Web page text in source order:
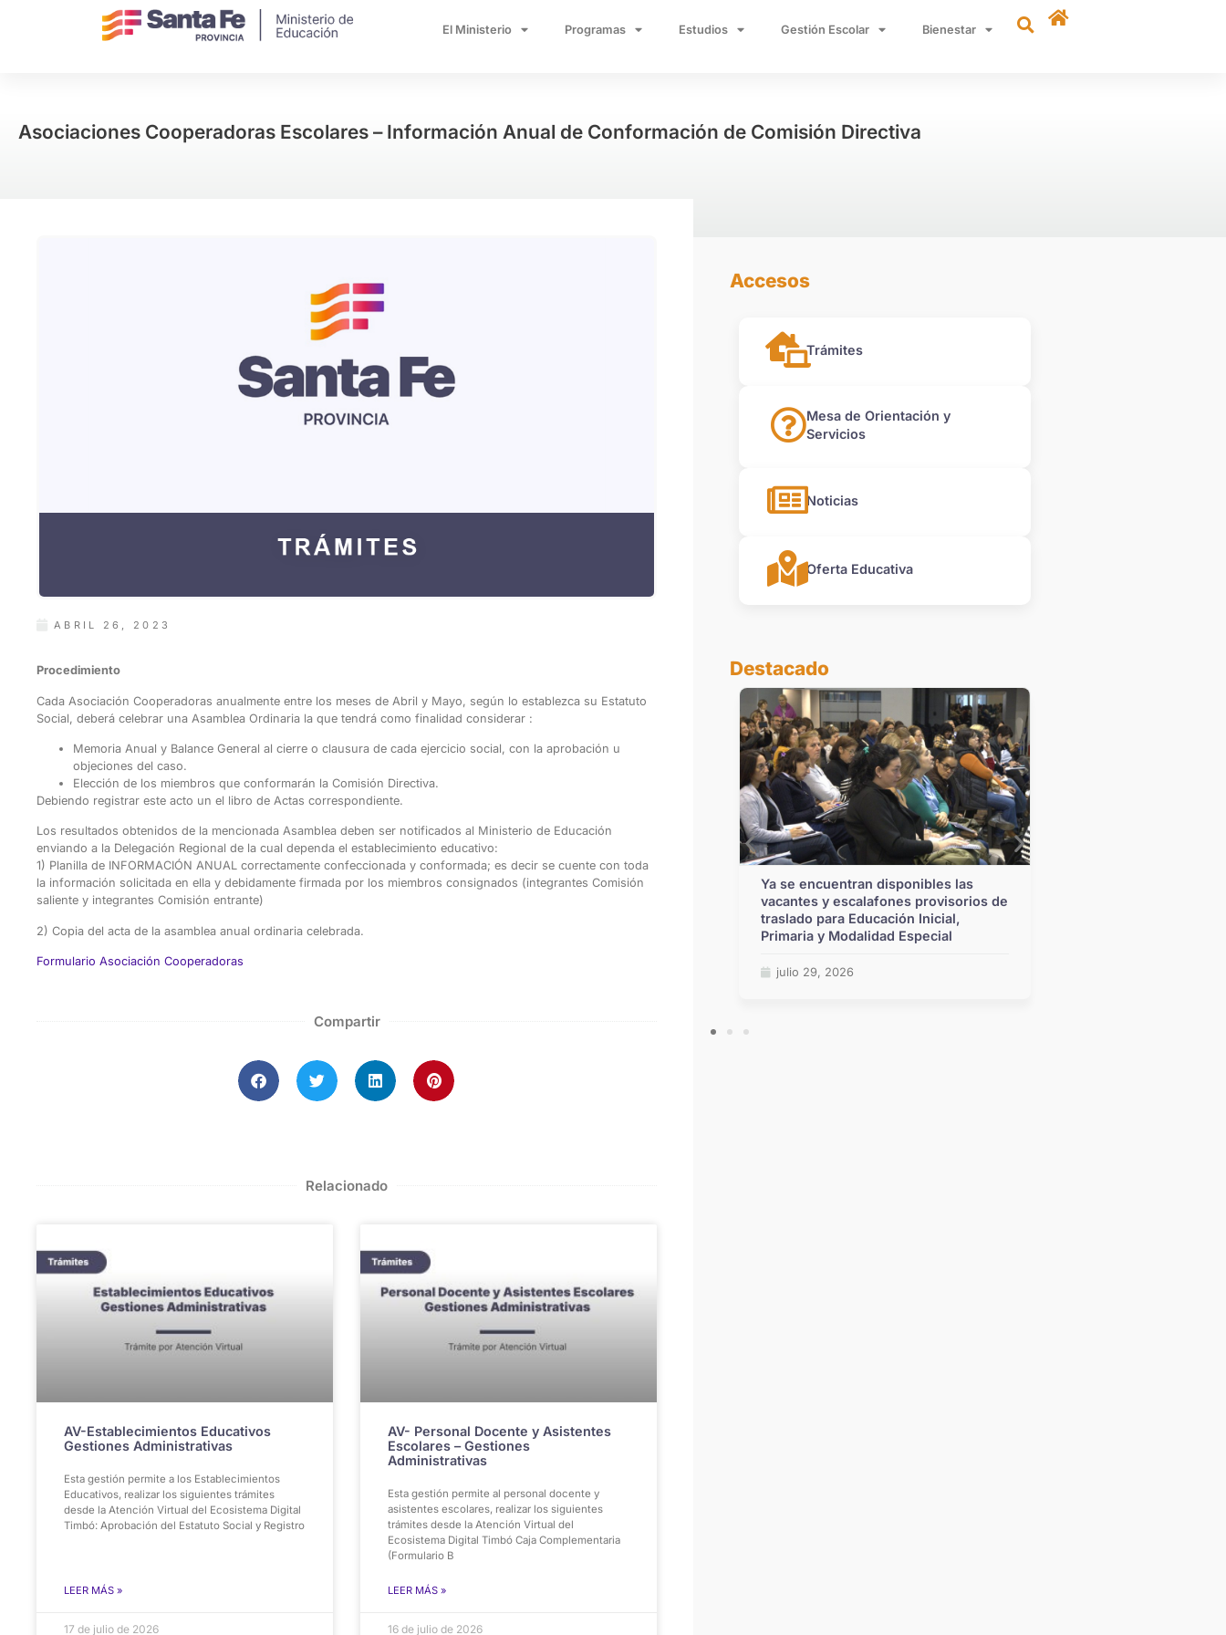
El Ministerio Programas Estudios Gestión Escolar Bienestar
Asociaciones Cooperadoras Escolares – Información Anual de Conformación de Comisión Directiva
ABRIL 26, 2023
Procedimiento
Cada Asociación Cooperadoras anualmente entre los meses de Abril y Mayo, según lo establezca su Estatuto
Social, deberá celebrar una Asamblea Ordinaria la que tendrá como finalidad considerar :
Memoria Anual y Balance General al cierre o clausura de cada ejercicio social, con la aprobación u
objeciones del caso.
Elección de los miembros que conformarán la Comisión Directiva.
Debiendo registrar este acto un el libro de Actas correspondiente.
Los resultados obtenidos de la mencionada Asamblea deben ser notificados al Ministerio de Educación
enviando a la Delegación Regional de la cual dependa el establecimiento educativo:
1) Planilla de INFORMACIÓN ANUAL correctamente confeccionada y conformada; es decir se cuente con toda
la información solicitada en ella y debidamente firmada por los miembros consignados (integrantes Comisión
saliente y integrantes Comisión entrante)
2) Copia del acta de la asamblea anual ordinaria celebrada.
Formulario Asociación Cooperadoras
Compartir
Relacionado
AV-Establecimientos Educativos
Gestiones Administrativas
Esta gestión permite a los Establecimientos
Educativos, realizar los siguientes trámites
desde la Atención Virtual del Ecosistema Digital
Timbó: Aprobación del Estatuto Social y Registro
LEER MÁS »
17 de julio de 2026
AV- Personal Docente y Asistentes
Escolares – Gestiones
Administrativas
Esta gestión permite al personal docente y
asistentes escolares, realizar los siguientes
trámites desde la Atención Virtual del
Ecosistema Digital Timbó Caja Complementaria
(Formulario B
LEER MÁS »
16 de julio de 2026
Accesos
Trámites
Mesa de Orientación y
Servicios
Noticias
Oferta Educativa
Destacado
Educación: la Provincia recibió 10
Ya se encuentran disponibles las
vacantes y escalafones provisorios de
traslado para Educación Inicial,
Primaria y Modalidad Especial
julio 29, 2026